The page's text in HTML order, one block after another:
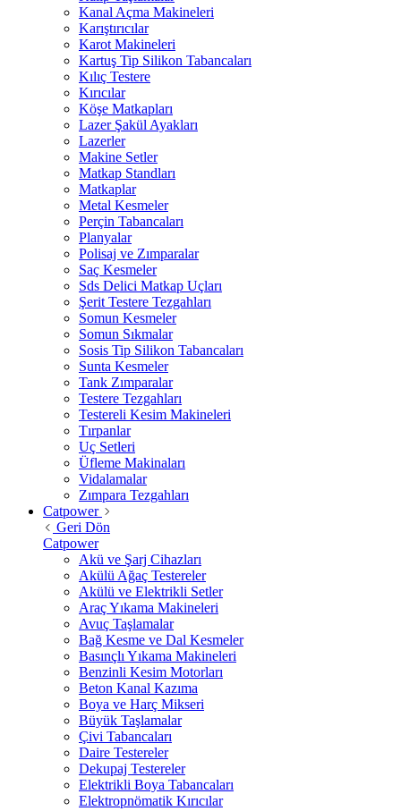
Kanal Açma Makineleri
Karıştırıcılar
Karot Makineleri
Kartuş Tip Silikon Tabancaları
Kılıç Testere
Kırıcılar
Köşe Matkapları
Lazer Şakül Ayakları
Lazerler
Makine Setler
Matkap Standları
Matkaplar
Metal Kesmeler
Perçin Tabancaları
Planyalar
Polisaj ve Zımparalar
Saç Kesmeler
Sds Delici Matkap Uçları
Şerit Testere Tezgahları
Somun Kesmeler
Somun Sıkmalar
Sosis Tip Silikon Tabancaları
Sunta Kesmeler
Tank Zımparalar
Testere Tezgahları
Testereli Kesim Makineleri
Tırpanlar
Uç Setleri
Üfleme Makinaları
Vidalamalar
Zımpara Tezgahları
Catpower
Geri Dön
Catpower
Akü ve Şarj Cihazları
Akülü Ağaç Testereler
Akülü ve Elektrikli Setler
Araç Yıkama Makineleri
Avuç Taşlamalar
Bağ Kesme ve Dal Kesmeler
Basınçlı Yıkama Makineleri
Benzinli Kesim Motorları
Beton Kanal Kazıma
Boya ve Harç Mikseri
Büyük Taşlamalar
Çivi Tabancaları
Daire Testereler
Dekupaj Testereler
Elektrikli Boya Tabancaları
Elektropnömatik Kırıcılar